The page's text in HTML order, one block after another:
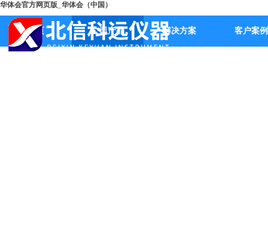
华体会官方网页版_华体会（中国）
首页 公司产品 解决方案 客户案例